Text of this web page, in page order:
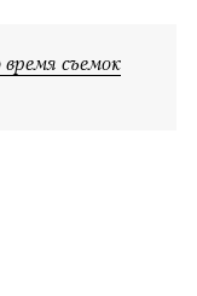
съемок